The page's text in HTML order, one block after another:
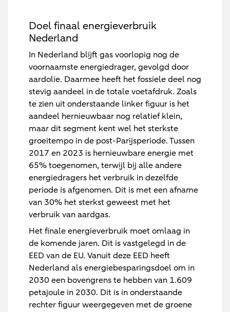
Doel finaal energieverbruik
Nederland
In Nederland blijft gas voorlopig nog de
voornaamste energiedrager, gevolgd door
aardolie. Daarmee heeft het fossiele deel nog
stevig aandeel in de totale voetafdruk. Zoals
te zien uit onderstaande linker figuur is het
aandeel hernieuwbaar nog relatief klein,
maar dit segment kent wel het sterkste
groeitempo in de post-Parijsperiode. Tussen
2017 en 2023 is hernieuwbare energie met
65% toegenomen, terwijl bij alle andere
energiedragers het verbruik in dezelfde
periode is afgenomen. Dit is met een afname
van 30% het sterkst geweest met het
verbruik van aardgas.
Het finale energieverbruik moet omlaag in
de komende jaren. Dit is vastgelegd in de
EED van de EU. Vanuit deze EED heeft
Nederland als energiebesparingsdoel om in
2030 een bovengrens te hebben van 1.609
petajoule in 2030. Dit is in onderstaande
rechter figuur weergegeven met de groene